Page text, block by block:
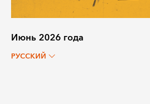
Июнь 2026 года
РУССКИЙ